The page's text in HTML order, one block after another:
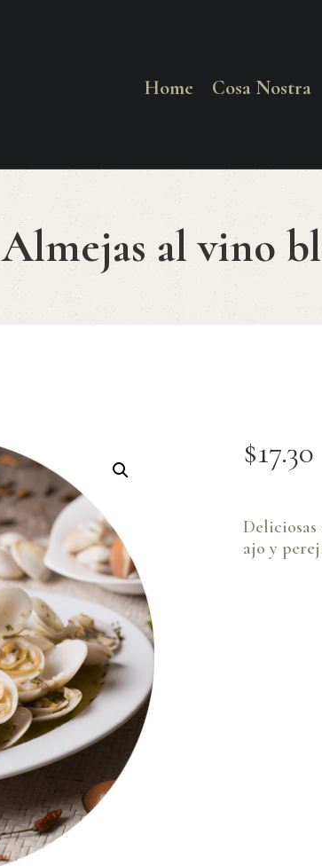
Home Cosa Nostra
Almejas al vino
COSA NOSTRA
RESERVAR
¿CÓMO LLEGAR?
CONTACTO
$17.30
ajo y